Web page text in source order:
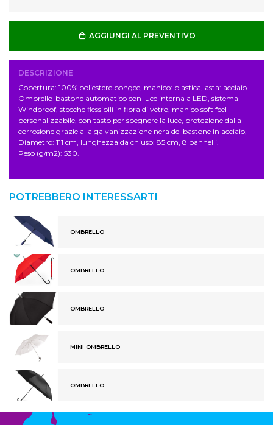
AGGIUNGI AL PREVENTIVO
DESCRIZIONE
Copertura: 100% poliestere pongee, manico: plastica, asta: acciaio.
Ombrello-bastone automatico con luce interna a LED, sistema
Windproof, stecche flessibili in fibra di vetro, manico soft feel
personalizzabile, con tasto per spegnere la luce, protezione dalla
corrosione grazie alla galvanizzazione nera del bastone in acciaio,
Diametro: 111 cm, lunghezza da chiuso: 85 cm, 8 pannelli.
Peso (g/m2): 530.
POTREBBERO INTERESSARTI
OMBRELLO
OMBRELLO
OMBRELLO
MINI OMBRELLO
OMBRELLO